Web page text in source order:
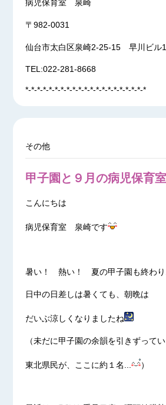
病児保育室 泉崎
〒982-0031
仙台市太白区泉崎2-25-15 早川ビル
TEL:022-281-8668
*-*-*-*-*-*-*-*-*-*-*-*-*-*-*-*-*-*-*-*-*
その他
甲子園と９月の病児保育
こんにちは
病児保育室 泉崎です
暑い！ 熱い！ 夏の甲子園も終わり
日中の日差しは暑くても、朝晩は
だいぶ涼しくなりましたね
（未だに甲子園の余韻を引きずって
東北県民が、ここに約１名... ）